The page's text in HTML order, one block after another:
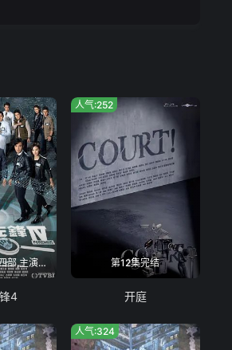
法证先锋系列第四部,主演阵容全面更换
4
第12集完结
人气:252
开庭
人气:324